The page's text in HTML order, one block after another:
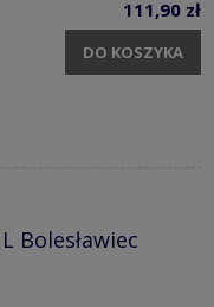
111,90 zł
DO KOSZYKA
Bolesławiec